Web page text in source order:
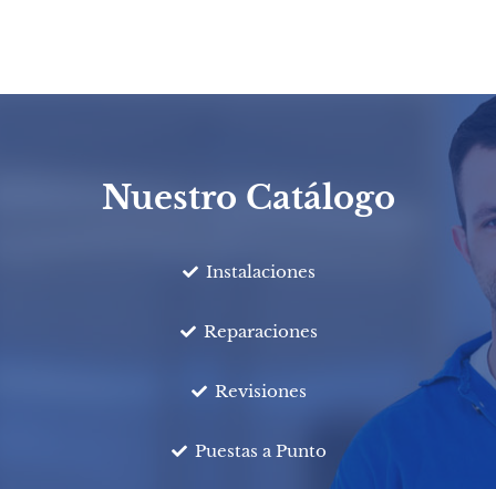
Nuestro Catálogo
Instalaciones
Reparaciones
Revisiones
Puestas a Punto